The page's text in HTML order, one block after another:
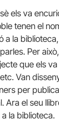
els va
tenen el
a la
Per
que els
Van
per
Ara el seu
la biblioteca.